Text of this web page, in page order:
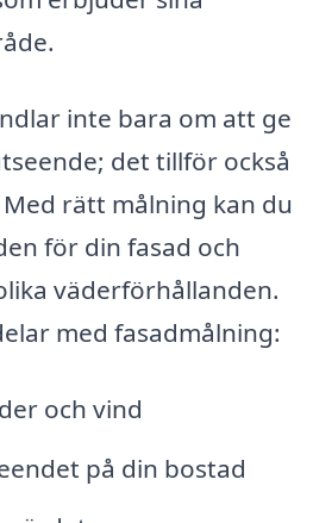
inte bara om att ge
det tillför också
rätt målning kan du
för din fasad och
väderförhållanden.
med fasadmålning:
och vind
på din bostad